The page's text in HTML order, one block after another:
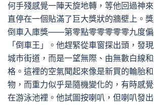
何手殘感覺一陣天旋地轉，等他回過神
直停在一個貼滿了巨大獎狀的牆壁上。
倒車入庫獎——第零點零零零零零九度
「倒車王」。他趕緊從車窗探出頭，發
城市街道，而是一望無際、由無數白線
格。這裡的空氣聞起來像是新買的輪胎
物，而重力似乎是隨機變化的，有時感
在游泳池裡。他試圖按喇叭，但喇叭發